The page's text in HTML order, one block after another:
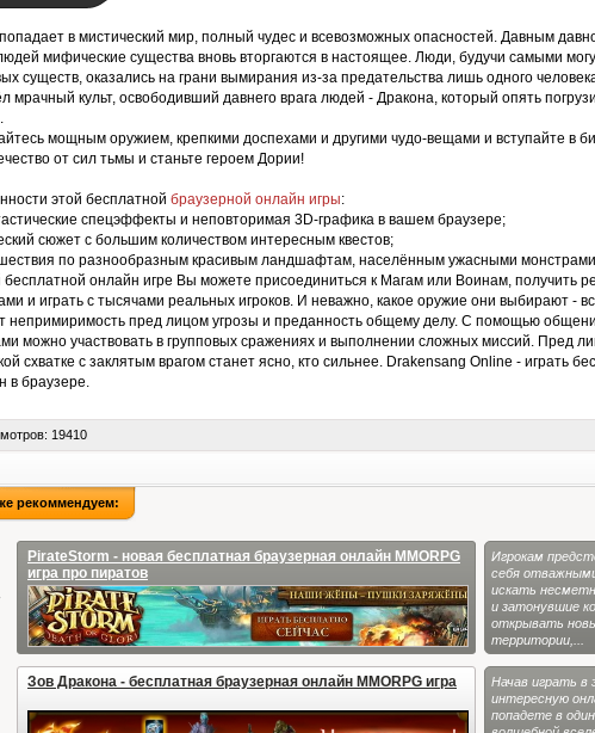
попадает в мистический мир, полный чудес и всевозможных опасностей. Давным
мифические существа вновь вторгаются в настоящее. Люди, будучи самыми
существ, оказались на грани вымирания из-за предательства лишь одного
мрачный культ, освободивший давнего врага людей - Дракона, который опять
мощным оружием, крепкими доспехами и другими чудо-вещами и вступайте в
от сил тьмы и станьте героем Дории!
этой бесплатной браузерной онлайн игры:
спецэффекты и неповторимая 3D-графика в вашем браузере;
сюжет с большим количеством интересным квестов;
по разнообразным красивым ландшафтам, населённым ужасными
бесплатной онлайн игре Вы можете присоединиться к Магам или Воинам, получить
и играть с тысячами реальных игроков. И неважно, какое оружие они выбирают -
непримиримость пред лицом угрозы и преданность общему делу. С помощью
можно участвовать в групповых сражениях и выполнении сложных миссий. Пред
схватке с заклятым врагом станет ясно, кто сильнее. Drakensang Online - играть
в браузере.
19410
рекоммендуем:
PirateStorm - новая бесплатная браузерная онлайн MMORPG
игра про пиратов
Игрокам
себя
искать
и затонувшие
открывать
территории,...
Зов Дракона - бесплатная браузерная онлайн MMORPG игра
Начав играть в
интересную
попадете в